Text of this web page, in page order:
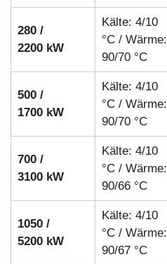
280 /
2200 kW
Kälte: 4/10
°C / Wärme:
90/70 °C
500 /
1700 kW
Kälte: 4/10
°C / Wärme:
90/70 °C
700 /
3100 kW
Kälte: 4/10
°C / Wärme:
90/66 °C
1050 /
5200 kW
Kälte: 4/10
°C / Wärme:
90/67 °C